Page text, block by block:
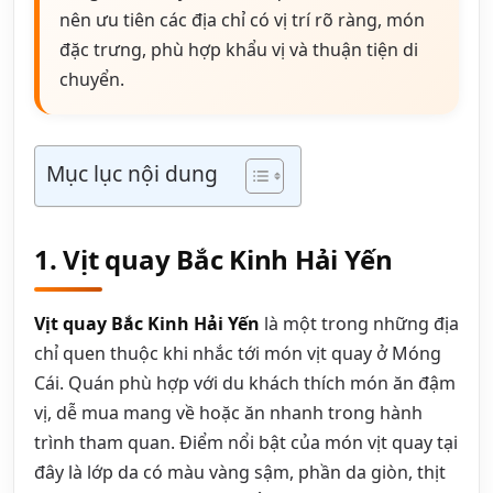
nên ưu tiên các địa chỉ có vị trí rõ ràng, món
đặc trưng, phù hợp khẩu vị và thuận tiện di
chuyển.
Mục lục nội dung
1. Vịt quay Bắc Kinh Hải Yến
Vịt quay Bắc Kinh Hải Yến là một trong những địa
chỉ quen thuộc khi nhắc tới món vịt quay ở Móng
Cái. Quán phù hợp với du khách thích món ăn đậm
vị, dễ mua mang về hoặc ăn nhanh trong hành
trình tham quan. Điểm nổi bật của món vịt quay tại
đây là lớp da có màu vàng sậm, phần da giòn, thịt